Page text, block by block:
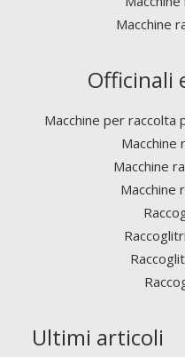
Macchine
Officinali
Macchine per raccolta
Macchine
Macchine
Macchine
Ultimi articoli